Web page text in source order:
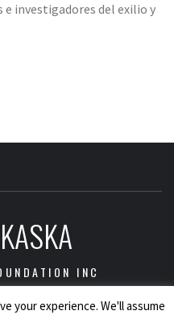
investigadores del exilio y
INC
your experience. We'll assume